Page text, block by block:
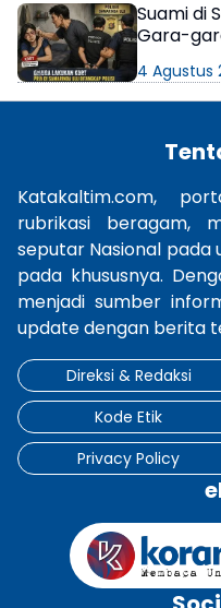
Suami di
Gara-
4 Agustus
Katakaltim.com,
rubrikasi beragam,
seputar Nasional pada
pada khususnya.
menjadi sumber
update dengan berita
Direksi & Redaksi
Kode Etik
Privacy Policy